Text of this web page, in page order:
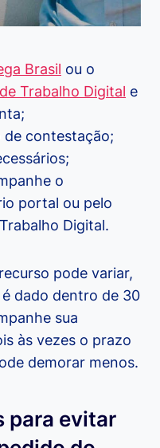
Brasil ou o
Trabalho Digital e
de contestação;
o
portal ou pelo
Digital.
pode variar,
dado dentro de 30
sua
às vezes o prazo
demorar menos.
para evitar